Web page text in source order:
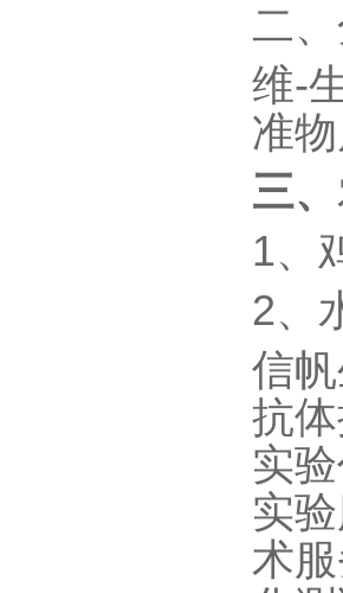
二、
维-
准
三、
1、
2、
信
抗
实
实
术